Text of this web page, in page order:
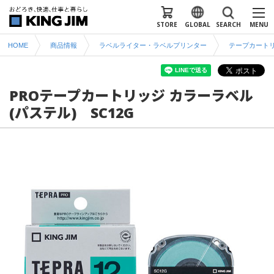
MENU
SEARCH
GLOBAL
STORE
HOME 商品情報 ラベルライター・ラベルプリンター テープカート
PROテープカートリッジ カラーラベル
(パステル) SC12G